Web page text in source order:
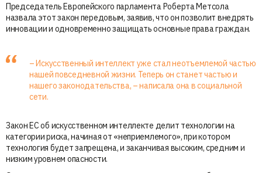
Председатель Европейского парламента Роберта Метсола
назвала этот закон передовым, заявив, что он позволит внедрять
инновации и одновременно защищать основные права граждан.
– Искусственный интеллект уже стал неотъемлемой частью
нашей повседневной жизни. Теперь он станет частью и
нашего законодательства, – написала она в социальной
сети.
Закон ЕС об искусственном интеллекте делит технологии на
категории риска, начиная от «неприемлемого», при котором
технология будет запрещена, и заканчивая высоким, средним и
низким уровнем опасности.